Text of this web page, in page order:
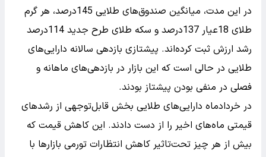
در این مدت، میانگین صندوق‌های طلایی 145درصد، هر گرم
طلای 18عیار 137درصد و سکه طلای طرح جدید 114درصد
رشد ارزش ثبت کرده‌اند. پیشتازی بازدهی سالانه دارایی‌های
طلایی در حالی است که این بازار در بازدهی‌های ماهانه و
فصلی در منفی بودن پیشتاز بودند.
در خردادماه دارایی‌های طلایی بخش قابل‌توجهی از رشد‌های
قیمتی ماه‌های اخیر را از دست دادند. این کاهش قیمت که
بیش از هر چیز تحت‌تاثیر کاهش انتظارات تورمی بازارها با